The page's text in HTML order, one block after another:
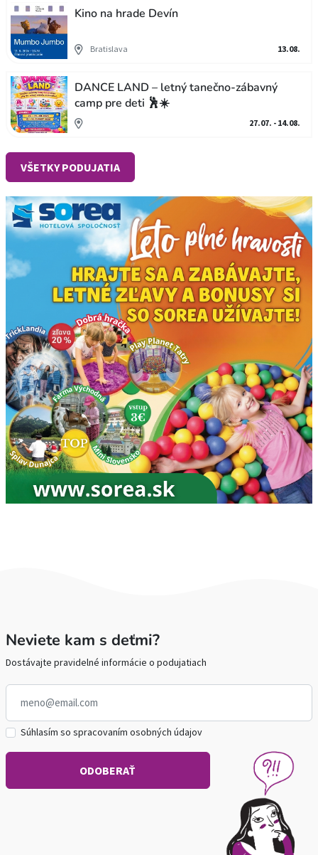
Kino na hrade Devín
Bratislava 13.08.
DANCE LAND – letný tanečno-zábavný
camp pre deti 🕺☀️
27.07. - 14.08.
VŠETKY PODUJATIA
Neviete kam s deťmi?
Dostávajte pravidelné informácie o podujatiach
Súhlasím so spracovaním osobných údajov